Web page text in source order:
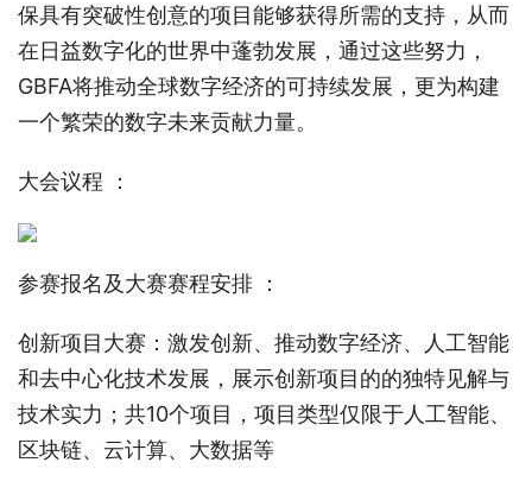
保具有突破性创意的项目能够获得所需的支持，从而
在日益数字化的世界中蓬勃发展，通过这些努力，
GBFA将推动全球数字经济的可持续发展，更为构建
一个繁荣的数字未来贡献力量。
大会议程 ：
参赛报名及大赛赛程安排 ：
创新项目大赛：激发创新、推动数字经济、人工智能
和去中心化技术发展，展示创新项目的的独特见解与
技术实力；共10个项目，项目类型仅限于人工智能、
区块链、云计算、大数据等